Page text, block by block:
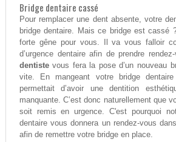
Bridge dentaire cassé
Pour remplacer une dent absente, votre
bridge dentaire. Mais ce bridge est cassé
forte gêne pour vous. Il va vous falloir
d’urgence dentaire afin de prendre
dentistevous fera la pose d’un nouveau
vite. En mangeant votre bridge
permettait d’avoir une dentition
manquante. C’est donc naturellement que
soit remis en urgence. C'est pourquoi
dentaire vous donnera un rendez-vous
afin de remettre votre bridge en place.